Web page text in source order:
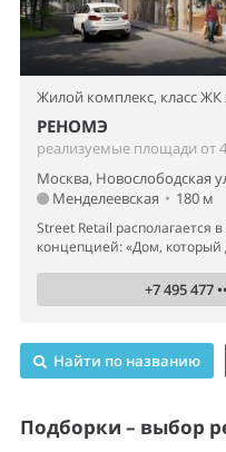
Жилой комплекс, класс
РЕНОМЭ
реализуемые площади от
Москва, Новослободская
Менделеевская • 180 м
Street Retail располагается
концепцией: «Дом,
+7 495 477
Найти по названию
Подборки – выбор